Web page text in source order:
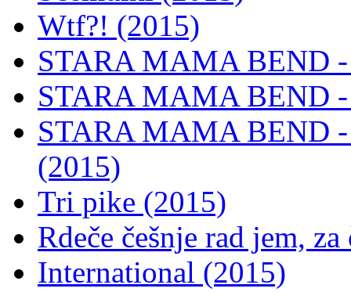
Wtf?! (2015)
STARA MAMA BEND
STARA MAMA BEND
STARA MAMA BEND -
(2015)
Tri pike (2015)
Rdeče češnje rad jem,
International (2015)